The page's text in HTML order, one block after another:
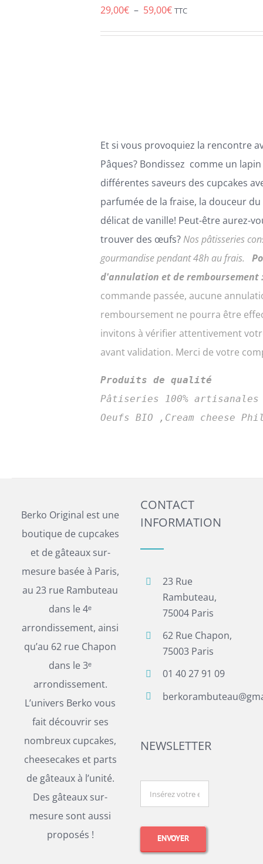
VARIATIONS.
29,00€ – 59,00€Plage
de
TTC
Et si vous provoquiez la rencontre
Pâques? Bondissez comme un
différentes saveurs des cupcakes
parfumée de la fraise, la douceur
délicat de vanille! Peut-être aurez-
trouver des œufs?Nos pâtisseries
gourmandise pendant 48h au frais.
d'annulation et de remboursement
commande passée, aucune
remboursement ne pourra être
invitons à vérifier attentivement
avant validation. Merci de votre
Produits de qualité
Pâtiseries 100% artisanales
Berko Original est une
boutique de cupcakes
et de gâteaux sur-
mesure basée à Paris,
au 23 rue Rambuteau
dans le 4ᵉ
arrondissement, ainsi
qu’au 62 rue Chapon
dans le 3ᵉ
arrondissement.
L’univers Berko vous
fait découvrir ses
nombreux cupcakes,
cheesecakes et parts
de gâteaux à l’unité.
Des gâteaux sur-
mesure sont aussi
proposés !
CONTACT
INFORMATION
23 Rue
Rambuteau,
75004 Paris
62 Rue Chapon,
75003 Paris
01 40 27 91 09
NEWSLETTER